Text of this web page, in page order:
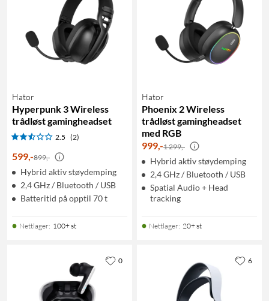
Hator
Hyperpunk 3 Wireless
trådløst gamingheadset
2.5 (2)
599,-899,-
Hybrid aktiv støydemping
2,4 GHz / Bluetooth / USB
Batteritid på opptil 70 t
Nettlager: 100+ st
Hator
Phoenix 2 Wireless
trådløst gamingheadset
med RGB
999,-1 299,-
Hybrid aktiv støydemping
2,4 GHz / Bluetooth / USB
Spatial Audio + Head
tracking
Nettlager: 20+ st
0 6